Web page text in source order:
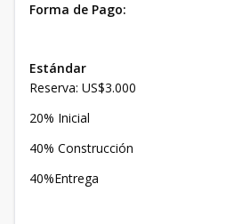
Forma de Pago:
Estándar
Reserva: US$3.000
20% Inicial
40% Construcción
40%Entrega